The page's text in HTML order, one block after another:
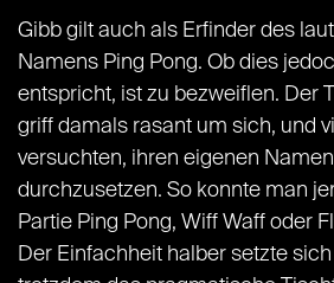
Gibb gilt auch als Erfinder des
Namens Ping Pong. Ob dies
entspricht, ist zu bezweiflen. Der
griff damals rasant um sich, und
versuchten, ihren eigenen
durchzusetzen. So konnte man
Partie Ping Pong, Wiff Waff oder
Der Einfachheit halber setzte